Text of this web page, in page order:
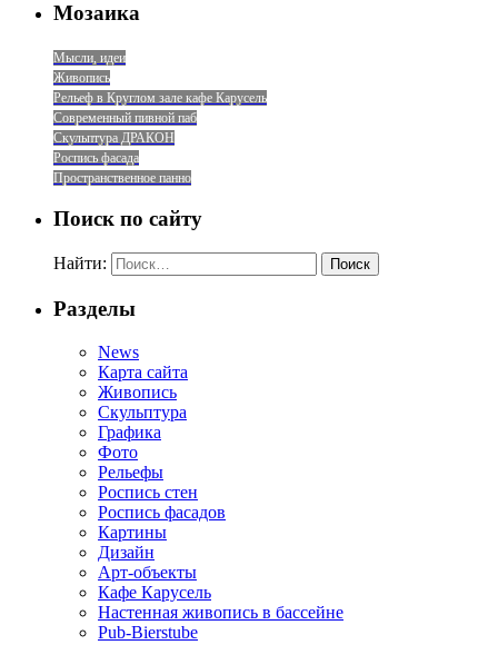
Мозаика
Мысли, идеи
Живопись
Рельеф в Круглом зале кафе Карусель
Современный пивной паб
Скульптура ДРАКОН
Роспись фасада
Пространственное панно
Поиск по сайту
Найти:
Разделы
News
Карта сайта
Живопись
Скульптура
Графика
Фото
Рельефы
Роспись стен
Роспись фасадов
Картины
Дизайн
Арт-объекты
Кафе Карусель
Настенная живопись в бассейне
Pub-Bierstube